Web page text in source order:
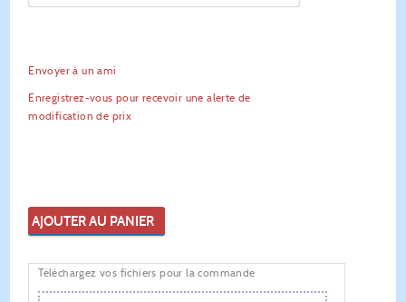
Envoyer à un ami
Enregistrez-vous pour recevoir une alerte de
modification de prix
AJOUTER AU PANIER
Téléchargez vos fichiers pour la commande